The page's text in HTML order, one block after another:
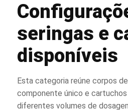
seringas e
disponíveis
Esta categoria reúne corpos
componente único e
diferentes volumes de